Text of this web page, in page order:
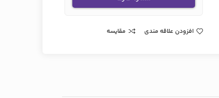
افزودن علاقه مندی مقایسه